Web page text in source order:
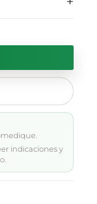
indicaciones y